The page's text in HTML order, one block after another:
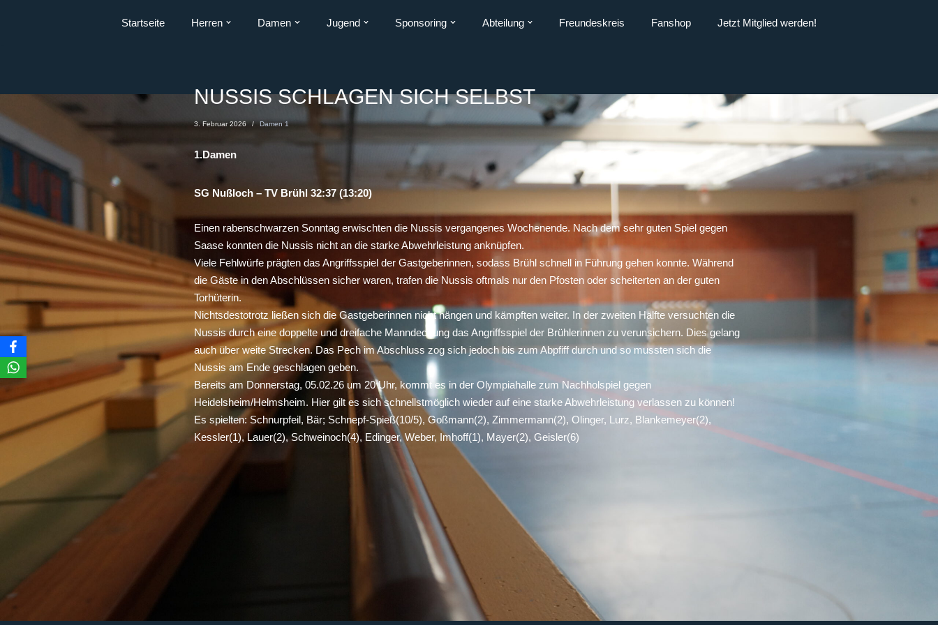
Startseite Herren Damen Jugend Sponsoring Abteilung Freundeskreis Fanshop Jetzt Mitglied werden!
NUSSIS SCHLAGEN SICH SELBST
3. Februar 2026 Damen 1
1.Damen
SG Nußloch – TV Brühl 32:37 (13:20)
Einen rabenschwarzen Sonntag erwischten die Nussis vergangenes Wochenende. Nach dem sehr guten Spiel gegen
Saase konnten die Nussis nicht an die starke Abwehrleistung anknüpfen.
Viele Fehlwürfe prägten das Angriffsspiel der Gastgeberinnen, sodass Brühl schnell in Führung gehen konnte. Während
die Gäste in den Abschlüssen sicher waren, trafen die Nussis oftmals nur den Pfosten oder scheiterten an der guten
Torhüterin.
Nichtsdestotrotz ließen sich die Gastgeberinnen nicht hängen und kämpften weiter. In der zweiten Hälfte versuchten die
Nussis durch eine doppelte und dreifache Manndeckung das Angriffsspiel der Brühlerinnen zu verunsichern. Dies gelang
auch über weite Strecken. Das Pech im Abschluss zog sich jedoch bis zum Abpfiff durch und so mussten sich die
Nussis am Ende geschlagen geben.
Bereits am Donnerstag, 05.02.26 um 20 Uhr, kommt es in der Olympiahalle zum Nachholspiel gegen
Heidelsheim/Helmsheim. Hier gilt es sich schnellstmöglich wieder auf eine starke Abwehrleistung verlassen zu können!
Es spielten: Schnurpfeil, Bär; Schnepf-Spieß(10/5), Goßmann(2), Zimmermann(2), Olinger, Lurz, Blankemeyer(2),
Kessler(1), Lauer(2), Schweinoch(4), Edinger, Weber, Imhoff(1), Mayer(2), Geisler(6)